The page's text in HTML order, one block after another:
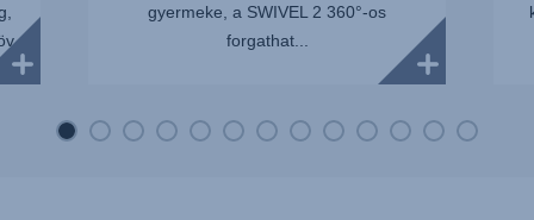
gyermeke, a SWIVEL 2 360°-os
forgathat...